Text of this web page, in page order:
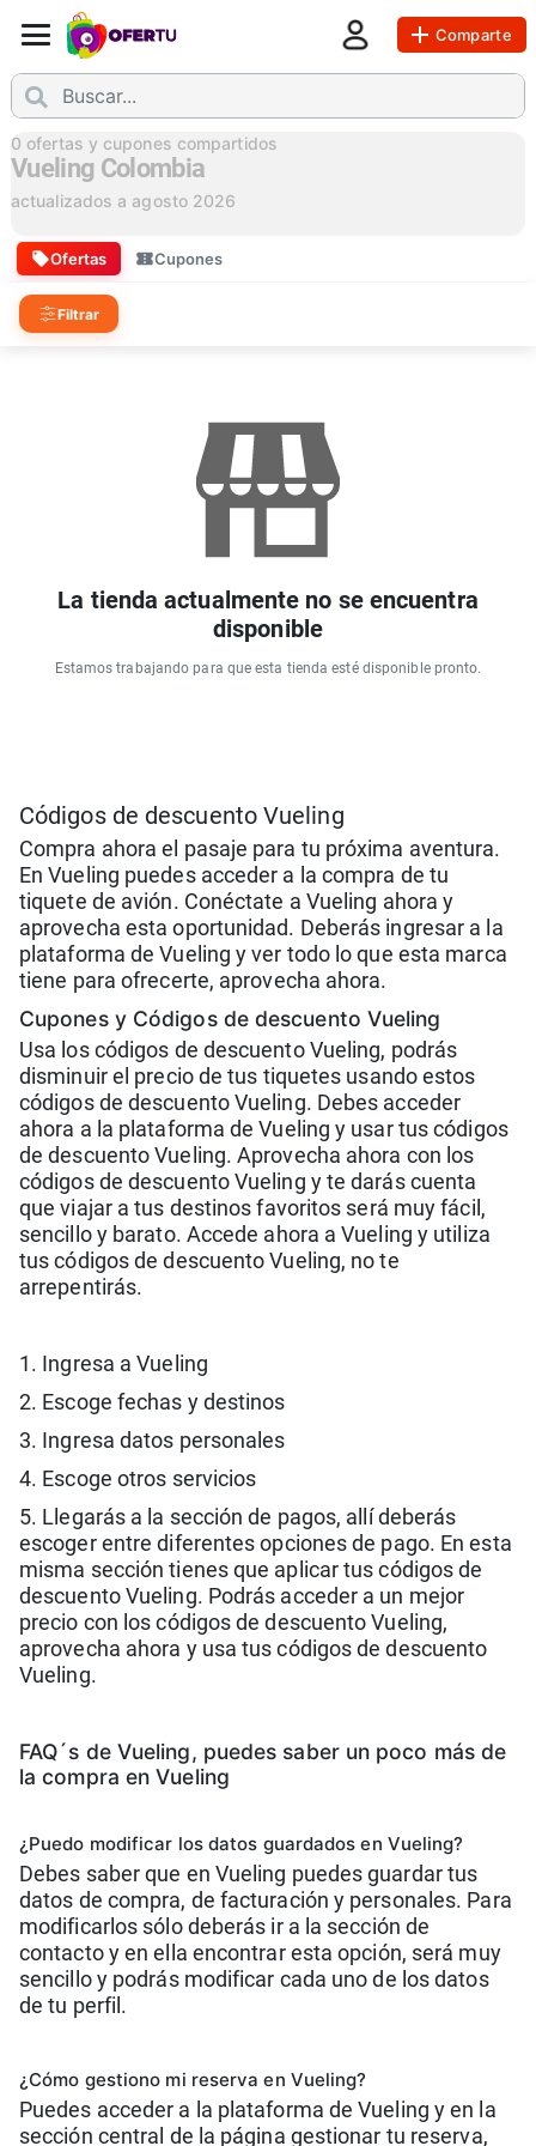
Comparte
0 ofertas y cupones compartidos
Vueling Colombia
actualizados a agosto 2026
Ofertas Cupones
Filtrar
La tienda actualmente no se encuentra
disponible
Estamos trabajando para que esta tienda esté disponible pronto.
Códigos de descuento Vueling
Compra ahora el pasaje para tu próxima aventura.
En Vueling puedes acceder a la compra de tu
tiquete de avión. Conéctate a Vueling ahora y
aprovecha esta oportunidad. Deberás ingresar a la
plataforma de Vueling y ver todo lo que esta marca
tiene para ofrecerte, aprovecha ahora.
Cupones y Códigos de descuento Vueling
Usa los códigos de descuento Vueling, podrás
disminuir el precio de tus tiquetes usando estos
códigos de descuento Vueling. Debes acceder
ahora a la plataforma de Vueling y usar tus códigos
de descuento Vueling. Aprovecha ahora con los
códigos de descuento Vueling y te darás cuenta
que viajar a tus destinos favoritos será muy fácil,
sencillo y barato. Accede ahora a Vueling y utiliza
tus códigos de descuento Vueling, no te
arrepentirás.
1. Ingresa a Vueling
2. Escoge fechas y destinos
3. Ingresa datos personales
4. Escoge otros servicios
5. Llegarás a la sección de pagos, allí deberás
escoger entre diferentes opciones de pago. En esta
misma sección tienes que aplicar tus códigos de
descuento Vueling. Podrás acceder a un mejor
precio con los códigos de descuento Vueling,
aprovecha ahora y usa tus códigos de descuento
Vueling.
FAQ´s de Vueling, puedes saber un poco más de
la compra en Vueling
¿Puedo modificar los datos guardados en Vueling?
Debes saber que en Vueling puedes guardar tus
datos de compra, de facturación y personales. Para
modificarlos sólo deberás ir a la sección de
contacto y en ella encontrar esta opción, será muy
sencillo y podrás modificar cada uno de los datos
de tu perfil.
¿Cómo gestiono mi reserva en Vueling?
Puedes acceder a la plataforma de Vueling y en la
sección central de la página gestionar tu reserva,